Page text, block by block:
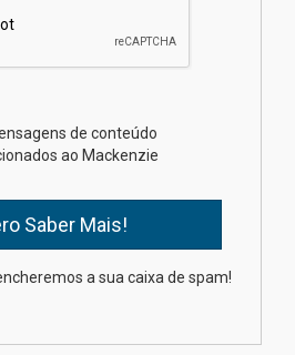
04.08.2026
Brasília prepara seus
estudantes para o PAS antes
do Ensino Médio
educação dos filhos além da
de conteúdo
ao Mackenzie
a sua caixa de spam!